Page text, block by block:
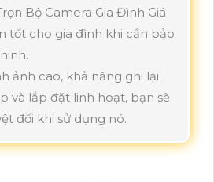
Bộ Camera Gia Đình Giá
tốt cho gia đình khi cần bảo
ảnh cao, khả năng ghi lại
và lắp đặt linh hoạt, bạn sẽ
đối khi sử dụng nó.